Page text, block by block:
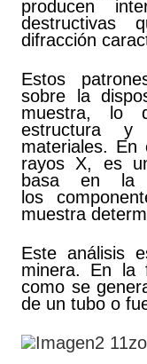
producen
destructivas
difracción
Estos
sobre la
muestra, lo
estructura
materiales. En
rayos X, es
basa en la
los
muestra
Este análisis
minera. En la
como se
de un tubo o